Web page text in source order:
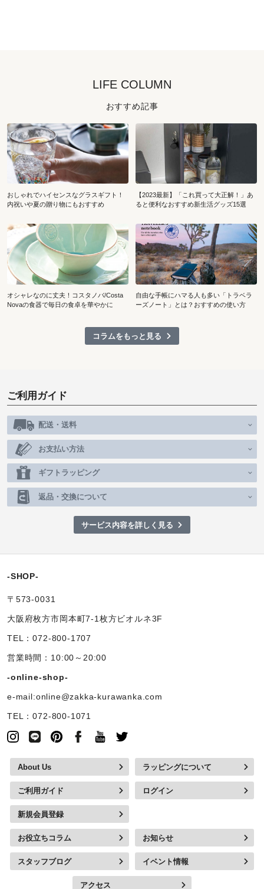
LIFE COLUMN
おすすめ記事
おしゃれでハイセンスなグラスギフト！
内祝いや夏の贈り物にもおすすめ
【2023最新】「これ買って大正解！」あ
ると便利なおすすめ新生活グッズ15選
オシャレなのに丈夫！コスタノバ/Costa
Novaの食器で毎日の食卓を華やかに
自由な手帳にハマる人も多い「トラベラ
ーズノート」とは？おすすめの使い方
コラムをもっと見る
ご利用ガイド
配送・送料
お支払い方法
ギフトラッピング
返品・交換について
サービス内容を詳しく見る
-SHOP-
〒573-0031
大阪府枚方市岡本町7-1枚方ビオルネ3F
TEL：072-800-1707
営業時間：10:00～20:00
-online-shop-
e-mail:online@zakka-kurawanka.com
TEL：072-800-1071
About Us ラッピングについて
ご利用ガイド ログイン
新規会員登録
お役立ちコラム お知らせ
スタッフブログ イベント情報
アクセス